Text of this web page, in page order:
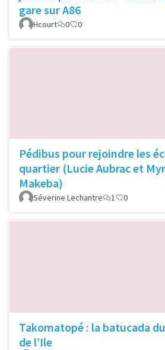
gare sur A86
Hcourt 0 0
Pédibus pour rejoindre les
quartier (Lucie Aubrac et
Makeba)
Séverine Lechantre 1 0
Takomatopé : la batucada
de l’Ile